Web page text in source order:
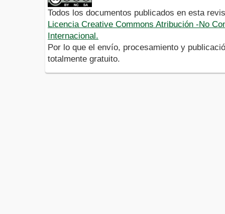
Todos los documentos publicados en esta
Licencia Creative Commons Atribución -No
Internacional.
Por lo que el envío, procesamiento y
totalmente gratuito.